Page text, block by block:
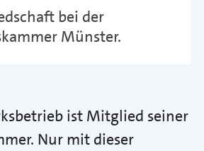
bei der
Münster.
ist Mitglied seiner
Nur mit dieser